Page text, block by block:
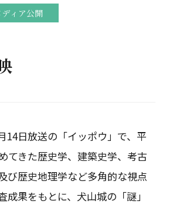
ディア公開
14日放送の「イッポウ」で、平
てきた歴史学、建築史学、考古
び歴史地理学など多角的な視点
成果をもとに、犬山城の「謎」